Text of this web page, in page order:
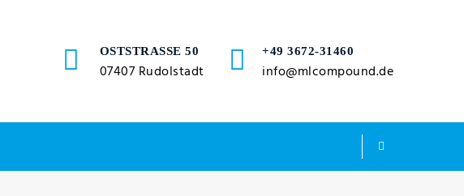
OSTSTRASSE 50
07407 Rudolstadt
+49 3672-31460
info@mlcompound.de